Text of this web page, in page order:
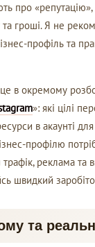
про
гроші. Я не
профіль та
в окремому
»: які цілі
в акаунті
профілю
реклама та
швидкий
та